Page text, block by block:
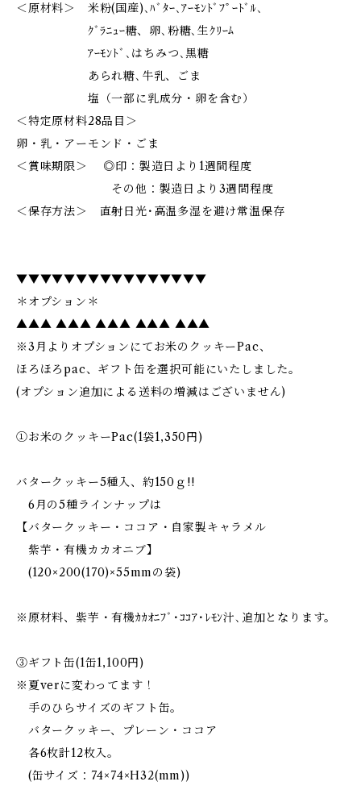
＜原材料＞ 米粉(国産)､ﾊﾞﾀｰ､ｱｰﾓﾝﾄﾞﾌﾟｰﾄﾞﾙ､
ｸﾞﾗﾆｭｰ糖、卵､粉糖､生ｸﾘｰﾑ
ｱｰﾓﾝﾄﾞ､はちみつ､黒糖
あられ糖､牛乳、ごま
塩（一部に乳成分・卵を含む）
＜特定原材料28品目＞
卵・乳・アーモンド・ごま
＜賞味期限＞ ◎印：製造日より1週間程度
その他：製造日より3週間程度
＜保存方法＞ 直射日光･高温多湿を避け常温保存
▼▼▼▼▼▼▼▼▼▼▼▼▼▼▼▼
＊オプション＊
▲▲▲ ▲▲▲ ▲▲▲ ▲▲▲ ▲▲▲
※3月よりオプションにてお米のクッキーPac、
ほろほろpac、ギフト缶を選択可能にいたしました。
(オプション追加による送料の増減はございません)
①お米のクッキーPac(1袋1,350円)
バタークッキー5種入、約150ｇ!!
6月の5種ラインナップは
【バタークッキー・ココア・自家製キャラメル
紫芋・有機カカオニブ】
(120×200(170)×55mmの袋)
※原材料、紫芋・有機ｶｶｵﾆﾌﾞ･ｺｺｱ･ﾚﾓﾝ汁､追加となります。
③ギフト缶(1缶1,100円)
※夏verに変わってます！
手のひらサイズのギフト缶。
バタークッキー、プレーン・ココア
各6枚計12枚入。
(缶サイズ：74×74×H32(mm))